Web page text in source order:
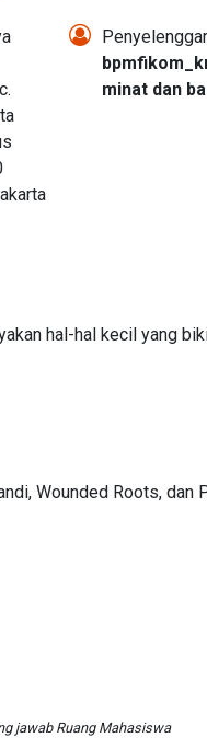
minat dan
hal-hal kecil yang
Wounded Roots, dan
jawab Ruang Mahasiswa